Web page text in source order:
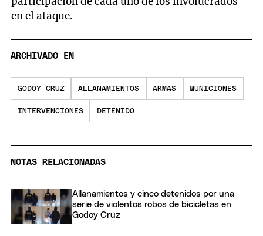
en el ataque.
ARCHIVADO EN
GODOY CRUZ ALLANAMIENTOS ARMAS MUNICIONES
INTERVENCIONES DETENIDO
NOTAS RELACIONADAS
Allanamientos y cinco detenidos por una
serie de violentos robos de bicicletas en
Godoy Cruz